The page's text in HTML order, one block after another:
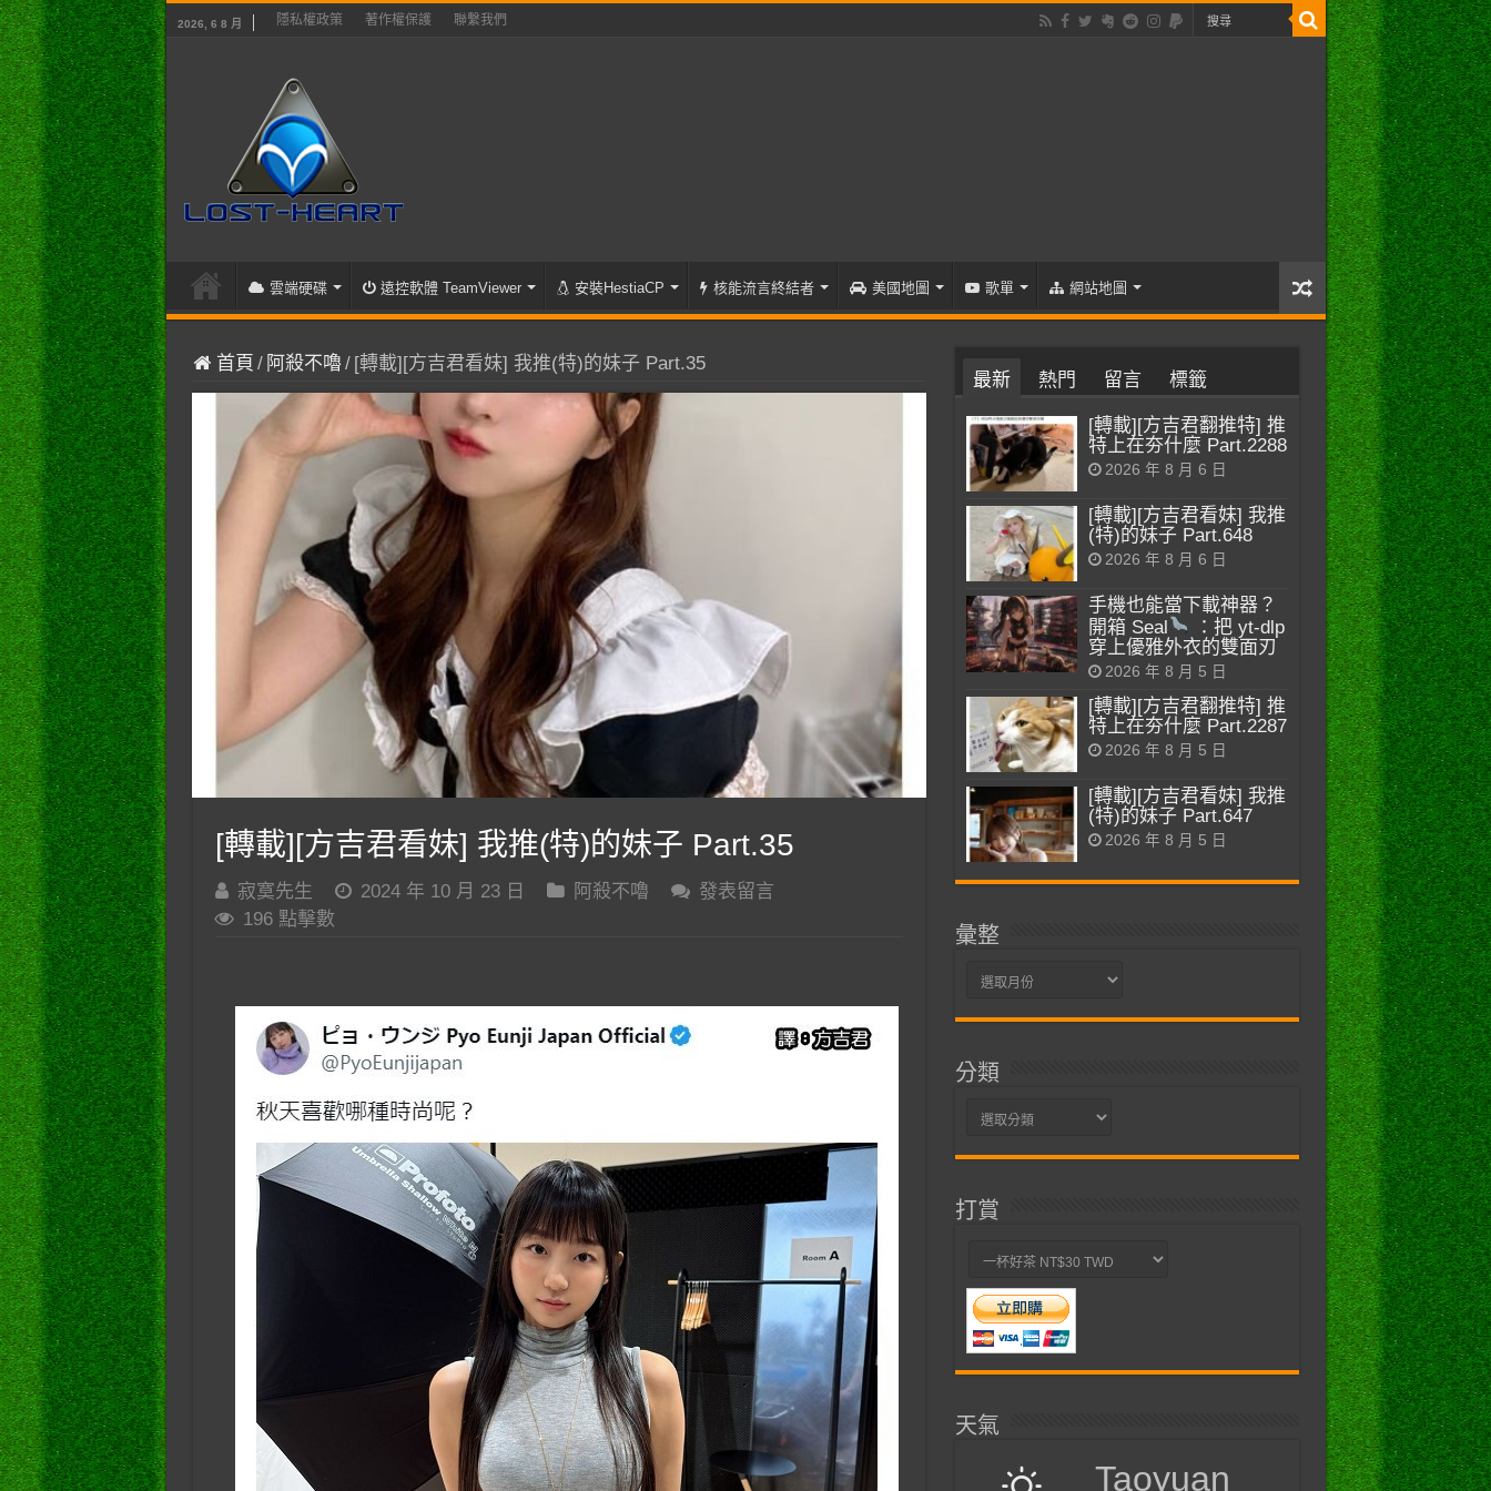
2026, 6 8 月 隱私權政策 著作權保護 聯繫我們
雲端硬碟 遠控軟體 TeamViewer 安裝HestiaCP 核能流言終結者 美國地圖 歌單 網站地圖
首頁 / 阿殺不嚕/ [轉載][方吉君看妹] 我推(特)的妹子 Part.35
[轉載][方吉君看妹] 我推(特)的妹子 Part.35
寂寞先生 2024 年 10 月 23 日 阿殺不嚕
發表留言
196 點擊數
最新 熱門 留言 標籤
[轉載][方吉君翻推特] 推
特上在夯什麼 Part.2288
2026 年 8 月 6 日
[轉載][方吉君看妹] 我推
(特)的妹子 Part.648
2026 年 8 月 6 日
手機也能當下載神器？
開箱 Seal
：把 yt-dlp
穿上優雅外衣的雙面刃
2026 年 8 月 5 日
[轉載][方吉君翻推特] 推
特上在夯什麼 Part.2287
2026 年 8 月 5 日
[轉載][方吉君看妹] 我推
(特)的妹子 Part.647
2026 年 8 月 5 日
彙整
彙
分類
分
打賞
天氣
Taoyuan